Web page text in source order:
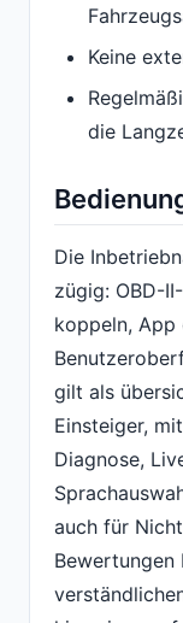
Keine
die
Die
zügig: OBD-
koppeln, App
gilt als
Einsteiger,
Diagnose,
auch für
Bewertungen